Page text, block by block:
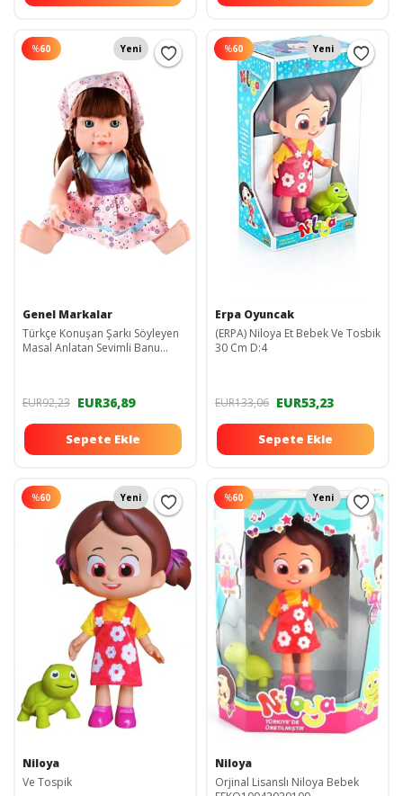
%60 Yeni
Genel Markalar
Türkçe Konuşan Şarkı Söyleyen
Masal Anlatan Sevimli Banu
EUR92,23 EUR36,89
Sepete Ekle
%60 Yeni
Erpa Oyuncak
(ERPA) Niloya Et Bebek Ve Tosbik
30 Cm D:4
EUR133,06 EUR53,23
Sepete Ekle
%60 Yeni
Niloya
Ve Tospik
%60 Yeni
Niloya
Orjinal Lisanslı Niloya Bebek